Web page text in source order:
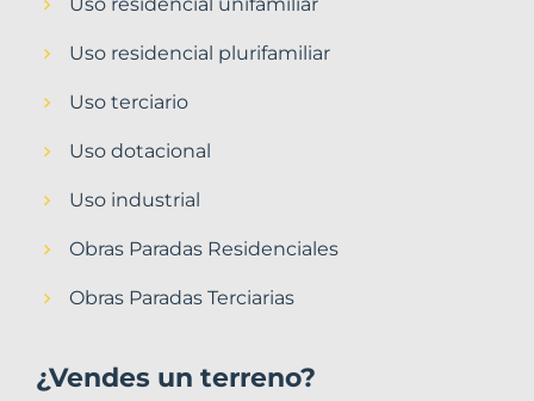
Uso residencial plurifamiliar
Uso terciario
Uso dotacional
Uso industrial
Obras Paradas Residenciales
Obras Paradas Terciarias
¿Vendes un terreno?